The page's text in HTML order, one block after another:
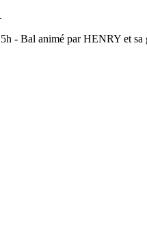
- Bal animé par HENRY et sa